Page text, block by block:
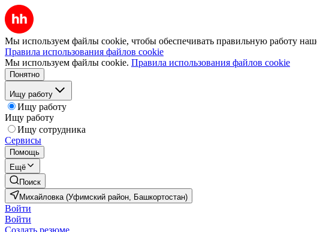
Мы используем файлы cookie, чтобы обеспечивать правильную работу
Правила использования файлов cookie
Мы используем файлы cookie. Правила использования файлов cookie
Понятно
Ищу работу
Ищу работу
Ищу работу
Ищу сотрудника
Сервисы
Помощь
Ещё
Поиск
Михайловка (Уфимский район, Башкортостан)
Войти
Войти
Создать резюме